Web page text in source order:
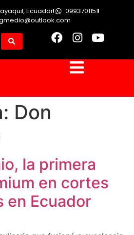
Ecuador
0993701151
Don
la primera
en cortes
en Ecuador